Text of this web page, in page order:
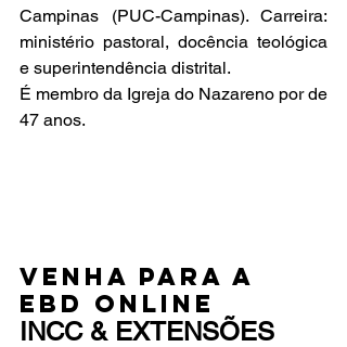
Campinas (PUC-Campinas). Carreira:
ministério pastoral, docência teológica
e superintendência distrital.
É membro da Igreja do Nazareno por de
47 anos.
venha para a
EBD ONLINE
INCC & EXTENSÕES